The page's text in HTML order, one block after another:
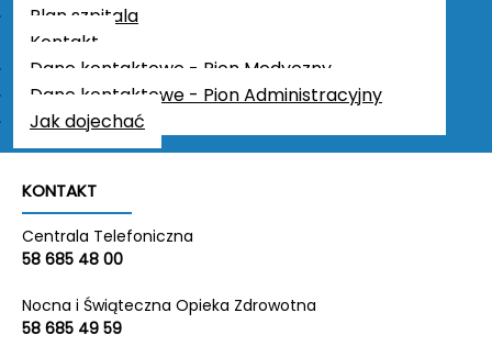
Plan szpitala
Kontakt
Dane kontaktowe - Pion Medyczny
Dane kontaktowe - Pion Administracyjny
Jak dojechać
NIP:5891941823
REGON:220638287
0000310917
KONTAKT
Centrala Telefoniczna
58 685 48 00
Nocna i Świąteczna Opieka Zdrowotna
58 685 49 59